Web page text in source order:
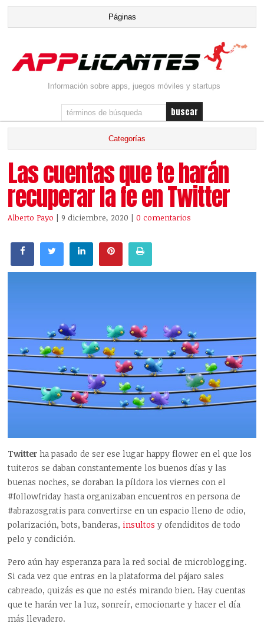
Información sobre apps, juegos móviles y startups
Las cuentas que te harán
recuperar la fe en Twitter
Alberto Payo | 9 diciembre, 2020 |0 comentarios
Twitter ha pasado de ser ese lugar happy flower en el que los
tuiteros se daban constantemente los buenos días y las
buenas noches, se doraban la píldora los viernes con el
#followfriday hasta organizaban encuentros en persona de
#abrazosgratis para convertirse en un espacio lleno de odio,
polarización, bots, banderas, insultos y ofendiditos de todo
pelo y condición.
Pero aún hay esperanza para la red social de microblogging.
Si cada vez que entras en la plataforma del pájaro sales
cabreado, quizás es que no estés mirando bien. Hay cuentas
que te harán ver la luz, sonreír, emocionarte y hacer el día
más llevadero.